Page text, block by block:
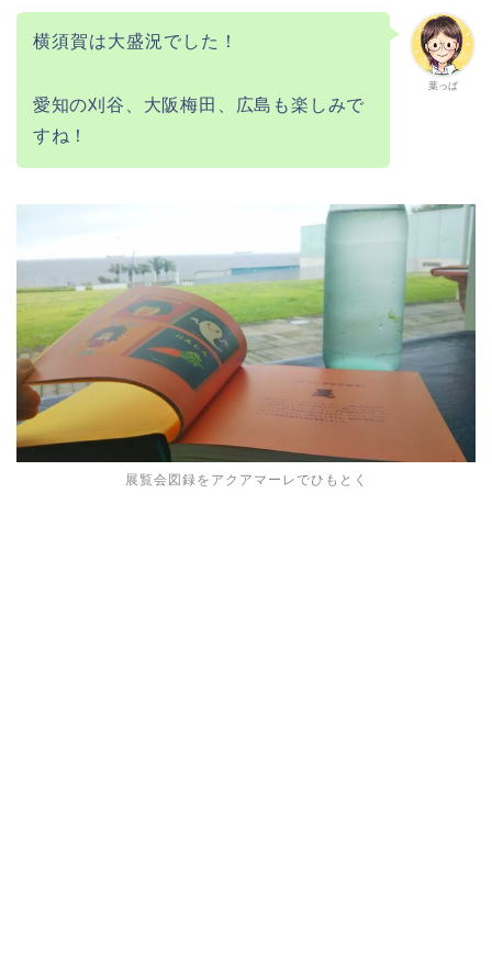
葉っぱ
横須賀は大盛況でした！
愛知の刈谷、大阪梅田、広島も楽しみで
すね！
展覧会図録をアクアマーレでひもとく